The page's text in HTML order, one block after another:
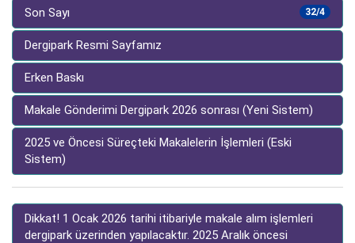
32/4
Son Sayı
Dergipark Resmi Sayfamız
Erken Baskı
Makale Gönderimi Dergipark 2026 sonrası (Yeni Sistem)
2025 ve Öncesi Süreçteki Makalelerin İşlemleri (Eski
Sistem)
Dikkat! 1 Ocak 2026 tarihi itibariyle makale alım işlemleri
dergipark üzerinden yapılacaktır. 2025 Aralık öncesi